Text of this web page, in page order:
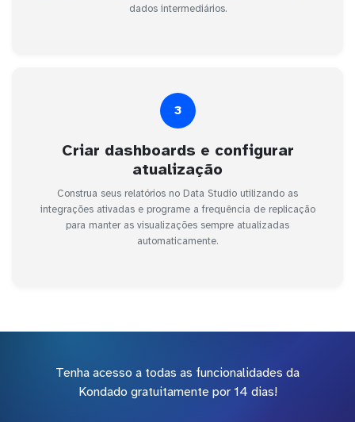
dados intermediários.
3
Criar dashboards e configurar
atualização
Construa seus relatórios no Data Studio utilizando as
integrações ativadas e programe a frequência de replicação
para manter as visualizações sempre atualizadas
automaticamente.
Tenha acesso a todas as funcionalidades da
Kondado gratuitamente por 14 dias!